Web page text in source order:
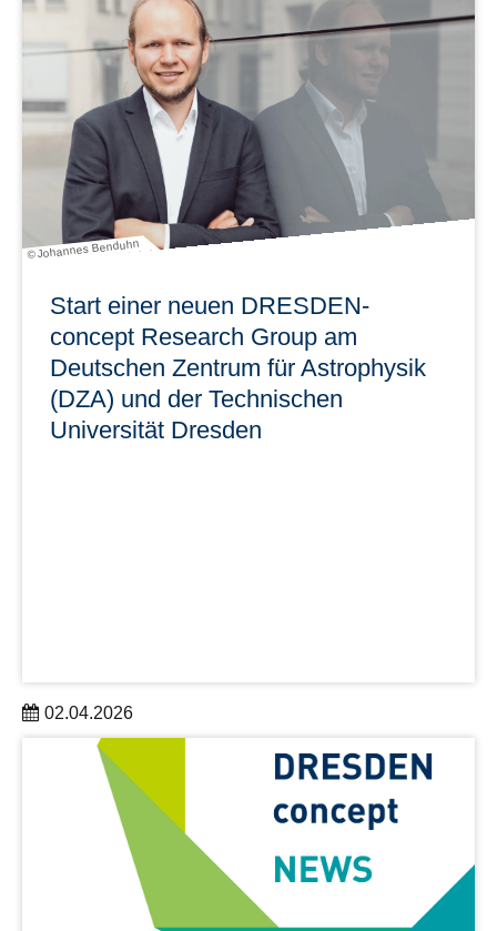
Nach rund zehn Monaten endet am 30. Juni 2026 die
Förderphase unseres Buddy-Projekts „Ankommen,
Vernetzen, Bleiben“.
© Johannes Benduhn
Start einer neuen DRESDEN-
concept Research Group am
Deutschen Zentrum für Astrophysik
(DZA) und der Technischen
Universität Dresden
02.04.2026
Dr. Johannes Benduhn stärkt die sächsische
Forschungslandschaft mit seiner Arbeit an neuartigen
Photodetektoren für astrophysikalische Anwendungen.
mehr erfahren